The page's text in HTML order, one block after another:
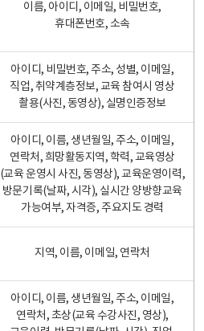
이름, 아이디, 이메일, 비밀번호,
휴대폰번호, 소속
아이디, 비밀번호, 주소, 성별, 이메일,
직업, 취약계층정보, 교육 참여시 영상
촬용(사진, 동영상), 실명인증정보
아이디, 이름, 생년월일, 주소, 이메일,
연락처, 희망활동지역, 학력, 교육영상
(교육 운영시 사진, 동영상), 교육운영이력,
방문기록(날짜, 시각), 실시간 양방향교육
가능여부, 자격증, 주요지도 경력
지역, 이름, 이메일, 연락처
아이디, 이름, 생년월일, 주소, 이메일,
연락처, 초상(교육 수강사진, 영상),